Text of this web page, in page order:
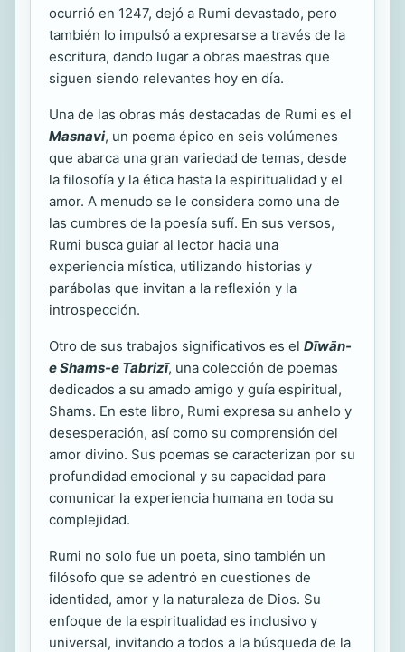
ocurrió en 1247, dejó a Rumi devastado, pero
también lo impulsó a expresarse a través de la
escritura, dando lugar a obras maestras que
siguen siendo relevantes hoy en día.
Una de las obras más destacadas de Rumi es el
Masnavi, un poema épico en seis volúmenes
que abarca una gran variedad de temas, desde
la filosofía y la ética hasta la espiritualidad y el
amor. A menudo se le considera como una de
las cumbres de la poesía sufí. En sus versos,
Rumi busca guiar al lector hacia una
experiencia mística, utilizando historias y
parábolas que invitan a la reflexión y la
introspección.
Otro de sus trabajos significativos es el Dīwān-
e Shams-e Tabrizī, una colección de poemas
dedicados a su amado amigo y guía espiritual,
Shams. En este libro, Rumi expresa su anhelo y
desesperación, así como su comprensión del
amor divino. Sus poemas se caracterizan por su
profundidad emocional y su capacidad para
comunicar la experiencia humana en toda su
complejidad.
Rumi no solo fue un poeta, sino también un
filósofo que se adentró en cuestiones de
identidad, amor y la naturaleza de Dios. Su
enfoque de la espiritualidad es inclusivo y
universal, invitando a todos a la búsqueda de la